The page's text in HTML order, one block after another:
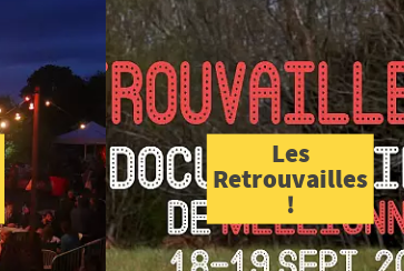
Les
Retrouvailles
!